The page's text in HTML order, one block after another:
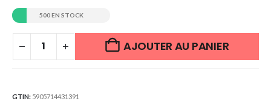
500 EN STOCK
AJOUTER AU PANIER
GTIN: 5905714431391